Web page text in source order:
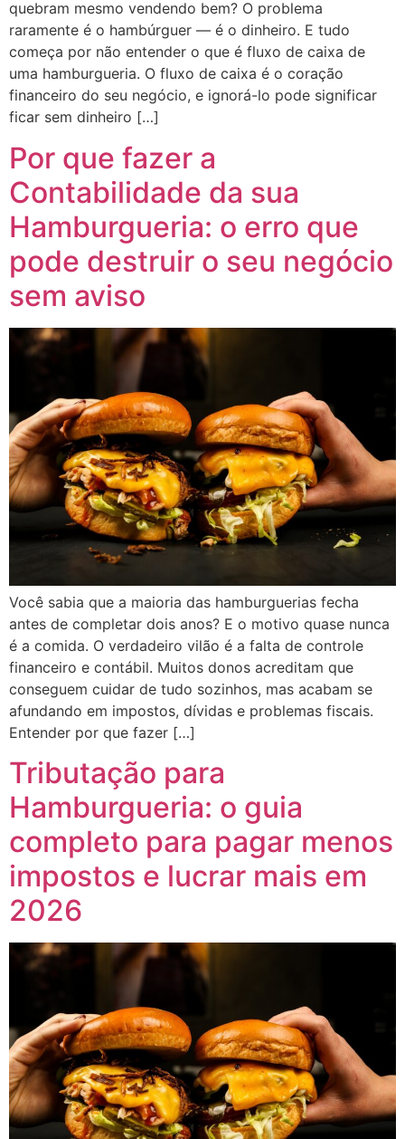
quebram mesmo vendendo bem? O problema
raramente é o hambúrguer — é o dinheiro. E tudo
começa por não entender o que é fluxo de caixa de
uma hamburgueria. O fluxo de caixa é o coração
financeiro do seu negócio, e ignorá-lo pode significar
ficar sem dinheiro […]
Por que fazer a
Contabilidade da sua
Hamburgueria: o erro que
pode destruir o seu negócio
sem aviso
Você sabia que a maioria das hamburguerias fecha
antes de completar dois anos? E o motivo quase nunca
é a comida. O verdadeiro vilão é a falta de controle
financeiro e contábil. Muitos donos acreditam que
conseguem cuidar de tudo sozinhos, mas acabam se
afundando em impostos, dívidas e problemas fiscais.
Entender por que fazer […]
Tributação para
Hamburgueria: o guia
completo para pagar menos
impostos e lucrar mais em
2026